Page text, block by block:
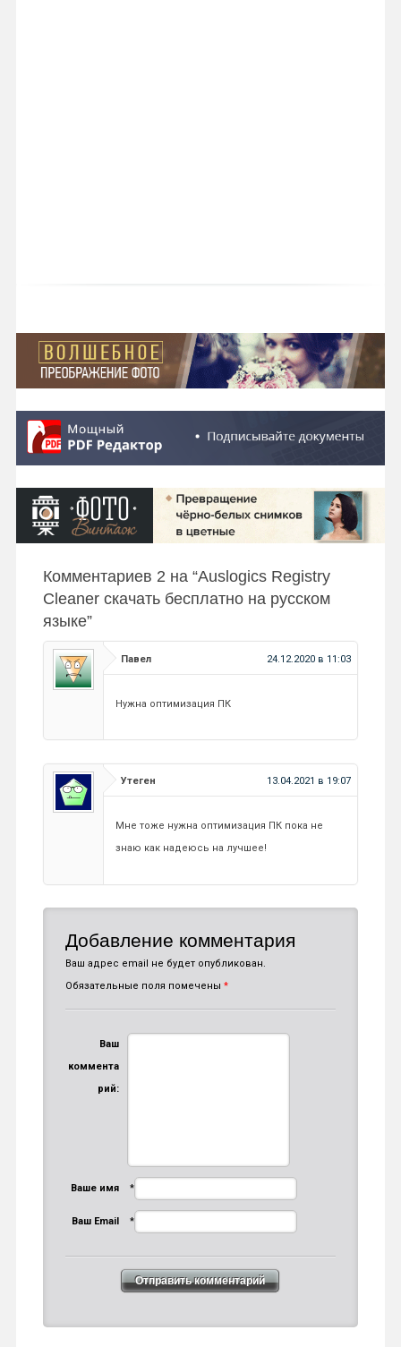
Комментариев 2 на “Auslogics Registry
Cleaner скачать бесплатно на русском
языке”
Павел 24.12.2020 в 11:03
Нужна оптимизация ПК
Утеген 13.04.2021 в 19:07
Мне тоже нужна оптимизация ПК пока не
знаю как надеюсь на лучшее!
Добавление комментария
Ваш адрес email не будет опубликован.
Обязательные поля помечены *
Ваш
коммента
рий:
Ваше имя *
Ваш Email *